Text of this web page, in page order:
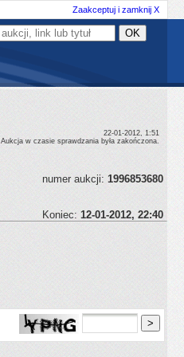
Zaakceptuj i zamknij X
22-01-2012, 1:51
Aukcja w czasie sprawdzania była zakończona.
numer aukcji: 1996853680
Koniec: 12-01-2012, 22:40